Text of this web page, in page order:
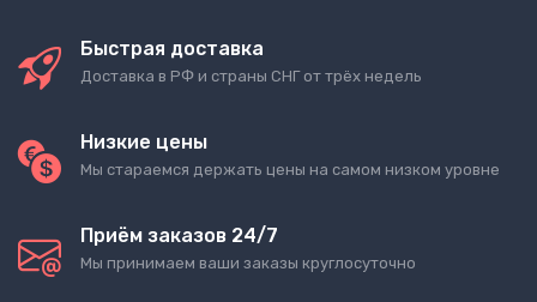
Быстрая доставка
Доставка в РФ и страны СНГ от трёх недель
Низкие цены
Мы стараемся держать цены на самом низком уровне
Приём заказов 24/7
Мы принимаем ваши заказы круглосуточно